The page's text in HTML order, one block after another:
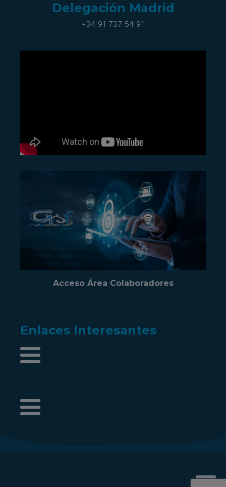
Delegación Madrid
+34 91 737 54 91
Acceso Área Colaboradores
Enlaces Interesantes